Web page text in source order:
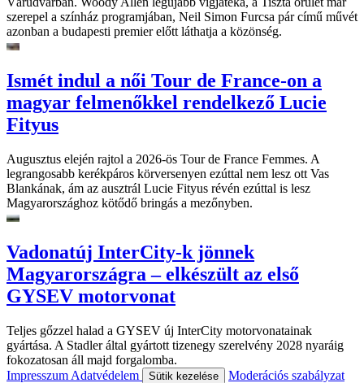
szerepel a színház programjában, Neil Simon Furcsa pár című művét
azonban a budapesti premier előtt láthatja a közönség.
Ismét indul a női Tour de France-on a
magyar felmenőkkel rendelkező Lucie
Fityus
Augusztus elején rajtol a 2026-ös Tour de France Femmes. A
legrangosabb kerékpáros körversenyen ezúttal nem lesz ott Vas
Blankának, ám az ausztrál Lucie Fityus révén ezúttal is lesz
Magyarországhoz kötődő bringás a mezőnyben.
Vadonatúj InterCity-k jönnek
Magyarországra – elkészült az első
GYSEV motorvonat
Teljes gőzzel halad a GYSEV új InterCity motorvonatainak
gyártása. A Stadler által gyártott tizenegy szerelvény 2028 nyaráig
fokozatosan áll majd forgalomba.
Impresszum Adatvédelem Sütik kezelése
Moderációs szabályzat